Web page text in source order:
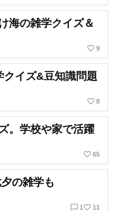
海の雑学クイズ＆
favorite_border 9
クイズ&豆知識問題
favorite_border 8
。学校や家で活躍
favorite_border 65
の雑学も
chat_bubble_outline 1 favorite_border 11